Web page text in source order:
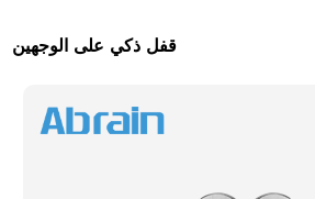
قفل ذكي على الوجهين